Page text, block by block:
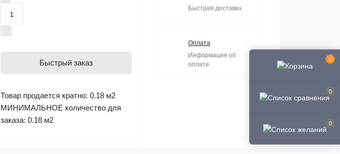
0
0
0
Быстрый заказ
Товар продается кратно: 0.18 м2
МИНИМАЛЬНОЕ количество для
заказа: 0.18 м2
Быстрая доставка
Оплата
Информация об
оплате